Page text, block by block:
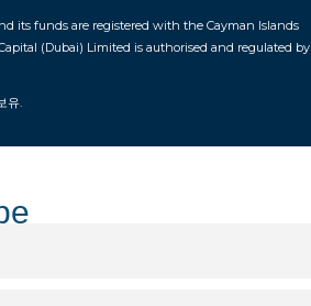
its funds are registered with the Cayman Islands
(Dubai) Limited is authorised and regulated by
유.